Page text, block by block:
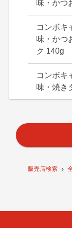
販売店検索
味・かつ
コンボキ
味・かつ
ク 140g
コンボキ
味・焼き